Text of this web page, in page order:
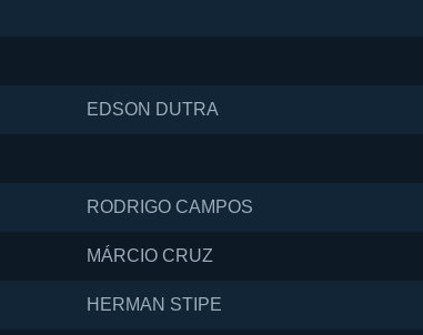
EDSON DUTRA
RODRIGO CAMPOS
MÁRCIO CRUZ
HERMAN STIPE